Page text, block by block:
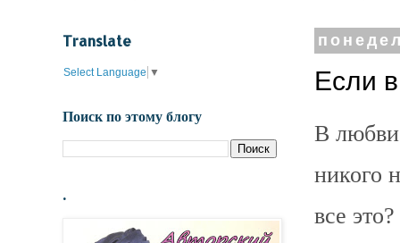
Если
В любви
никого
все
Translate
Select Language ▼
Поиск по этому блогу
.